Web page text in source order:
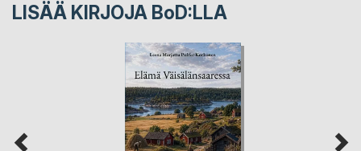
LISÄÄ KIRJOJA BoD:LLA